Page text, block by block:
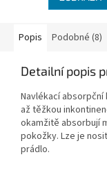
Popis Podobné (8)
Detailní popis
Navlékací
až těžkou
okamžitě absorbují
pokožky. Lze je
prádlo.